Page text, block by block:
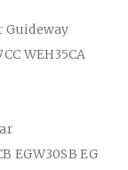
Guideway
WEH35CA
EGW30SB EG